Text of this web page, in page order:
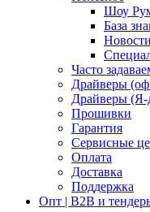
Шоу
База
Новости
Часто
Драйверы
Драйверы (Я-
Прошивки
Гарантия
Сервисные
Оплата
Доставка
Поддержка
Опт | B2B и